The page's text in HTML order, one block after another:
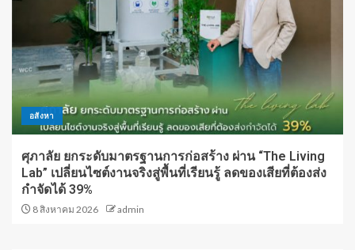
อสังหา
ศุภาลัย ยกระดับมาตรฐานการก่อสร้าง ผ่าน “The Living
Lab” เปลี่ยนไซต์งานจริงสู่พื้นที่เรียนรู้ ลดของเสียที่ต้องส่ง
กำจัดได้ 39%
8 สิงหาคม 2026 admin